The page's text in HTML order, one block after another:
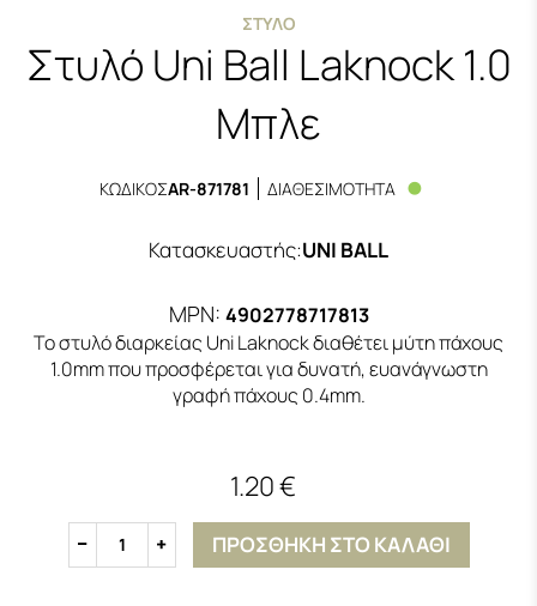
ΣΤΥΛΌ
Στυλό Uni Ball Laknock 1.0
Μπλε
ΚΩΔΙΚΟΣAR-871781 ΔΙΑΘΕΣΙΜΟΤΗΤΑ
Κατασκευαστής:UNI BALL
MPN: 4902778717813
Το στυλό διαρκείας Uni Laknock διαθέτει μύτη πάχους
1.0mm που προσφέρεται για δυνατή, ευανάγνωστη
γραφή πάχους 0.4mm.
1.20 €
1 ΠΡΟΣΘΗΚΗ ΣΤΟ ΚΑΛΑΘΙ